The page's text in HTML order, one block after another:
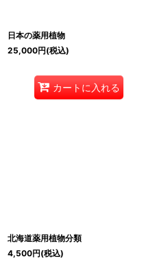
日本の薬用植物
25,000円(税込)
カートに入れる
北海道薬用植物分類
4,500円(税込)